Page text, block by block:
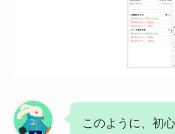
このように、初